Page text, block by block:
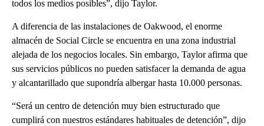
todos los medios posibles”, dijo Taylor.
A diferencia de las instalaciones de Oakwood, el enorme
almacén de Social Circle se encuentra en una zona industrial
alejada de los negocios locales. Sin embargo, Taylor afirma que
sus servicios públicos no pueden satisfacer la demanda de agua
y alcantarillado que supondría albergar hasta 10.000 personas.
“Será un centro de detención muy bien estructurado que
cumplirá con nuestros estándares habituales de detención”, dijo